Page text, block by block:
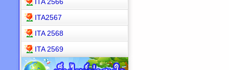
ITA2567
ITA 2568
ITA 2569